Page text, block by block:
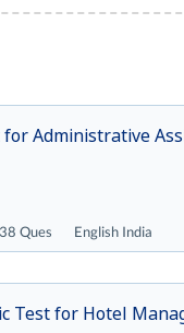
Ques English India
for Administrative
Test for Hotel